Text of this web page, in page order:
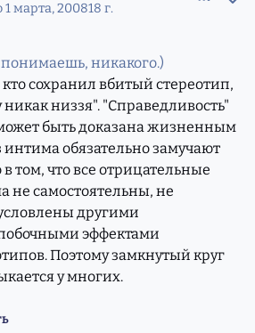
1 марта, 200818 г.
никакого.)
сохранил вбитый стереотип,
низзя". "Справедливость"
быть доказана жизненным
интима обязательно замучают
том, что все отрицательные
не самостоятельны, не
другими
эффектами
Поэтому замкнутый круг
у многих.